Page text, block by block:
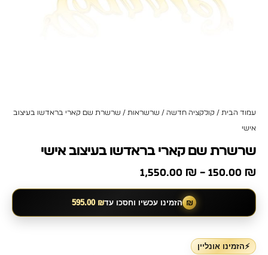
עמוד הבית / קולקציה חדשה / שרשראות / שרשרת שם קארי בראדשו בעיצוב
אישי
שרשרת שם קארי בראדשו בעיצוב אישי
150.00 ₪
–
1,550.00 ₪
₪ הזמינו עכשיו וחסכו עד 595.00 ₪
⚡הזמינו אונליין